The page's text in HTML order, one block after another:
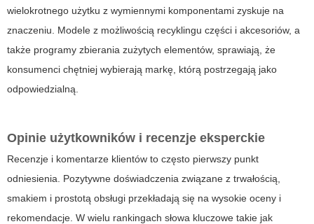
wielokrotnego użytku z wymiennymi komponentami zyskuje na
znaczeniu. Modele z możliwością recyklingu części i akcesoriów, a
także programy zbierania zużytych elementów, sprawiają, że
konsumenci chętniej wybierają markę, którą postrzegają jako
odpowiedzialną.
Opinie użytkowników i recenzje eksperckie
Recenzje i komentarze klientów to często pierwszy punkt
odniesienia. Pozytywne doświadczenia związane z trwałością,
smakiem i prostotą obsługi przekładają się na wysokie oceny i
rekomendacje. W wielu rankingach słowa kluczowe takie jak